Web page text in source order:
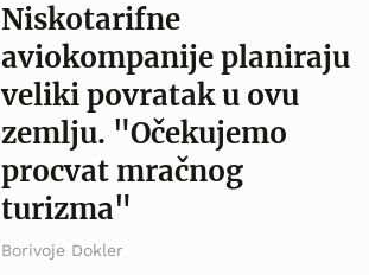
Niskotarifne
aviokompanije planiraju
veliki povratak u ovu
zemlju. "Očekujemo
procvat mračnog
turizma"
Borivoje Dokler